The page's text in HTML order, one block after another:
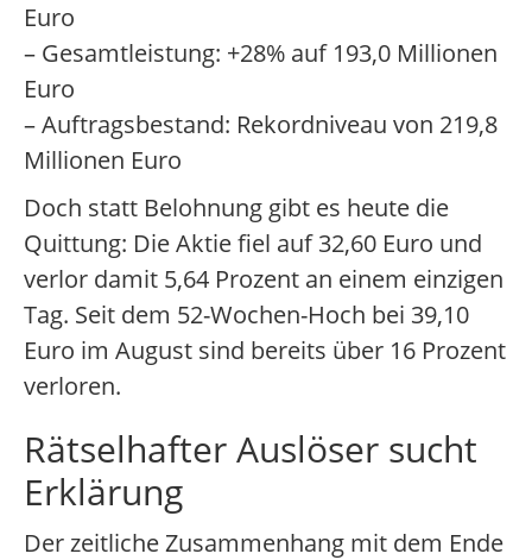
Euro
– Gesamtleistung: +28% auf 193,0 Millionen
Euro
– Auftragsbestand: Rekordniveau von 219,8
Millionen Euro
Doch statt Belohnung gibt es heute die
Quittung: Die Aktie fiel auf 32,60 Euro und
verlor damit 5,64 Prozent an einem einzigen
Tag. Seit dem 52-Wochen-Hoch bei 39,10
Euro im August sind bereits über 16 Prozent
verloren.
Rätselhafter Auslöser sucht
Erklärung
Der zeitliche Zusammenhang mit dem Ende